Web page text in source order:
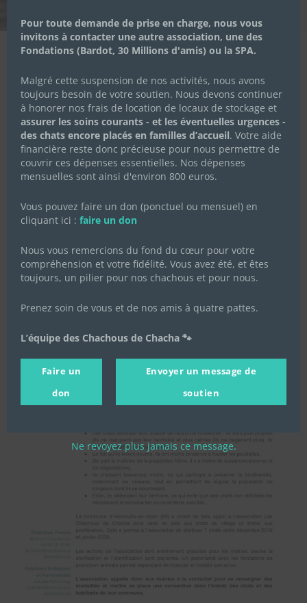
Voici notre premier communiqué de presse envoyé aux
médias du Val d’Oise le 12 février dans le cadre des
élections municipales de 2020
Ce communiqué a également été envoyé à plus de 150
communes du Vexin et des alentours. Sans aucun retour
positif à ce jour…
Pour toute demande de prise en charge, nous vous
invitons à contacter une autre association, une des
Fondations (Bardot, 30 Millions d'amis) ou la SPA.
Malgré cette suspension de nos activités, nous avons
toujours besoin de votre soutien. Nous devons continuer
à honorer nos frais de location de locaux de stockage et
assurer les soins courants - et les éventuelles urgences -
des chats encore placés en familles d’accueil. Votre aide
financière reste donc précieuse pour nous permettre de
couvrir ces dépenses essentielles. Nos dépenses
mensuelles sont ainsi d'environ 800 euros.
Vous pouvez faire un don (ponctuel ou mensuel) en
cliquant ici : faire un don
Nous vous remercions du fond du cœur pour votre
compréhension et votre fidélité. Vous avez été, et êtes
toujours, un pilier pour nos chachous et pour nous.
Prenez soin de vous et de nos amis à quatre pattes.
L’équipe des Chachous de Chacha 🐾
Faire un
don
Envoyer un message de
soutien
Ne revoyez plus jamais ce message.